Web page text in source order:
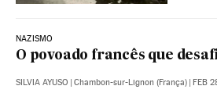
NAZISMO
O povoado francês que
SILVIA AYUSO | Chambon-sur-Lignon (França) | FEB